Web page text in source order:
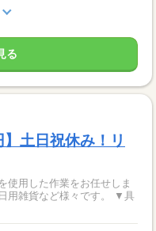
る
】土日祝休み！リ
使用した作業をお任せしま